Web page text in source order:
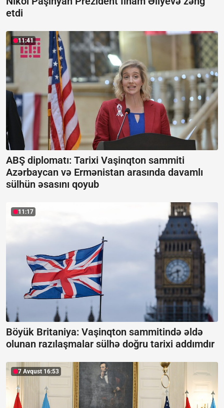
etdi
11:41
ABŞ diplomatı: Tarixi Vaşinqton sammiti
Azərbaycan və Ermənistan arasında davamlı
sülhün əsasını qoyub
11:17
Böyük Britaniya: Vaşinqton sammitində əldə
olunan razılaşmalar sülhə doğru tarixi addımdır
7 Avqust 16:53